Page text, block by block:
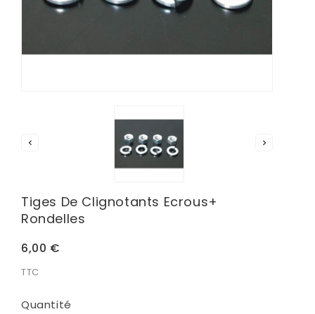
 
Tiges De Clignotants Ecrous+
Rondelles
6,00 €
TTC
Quantité